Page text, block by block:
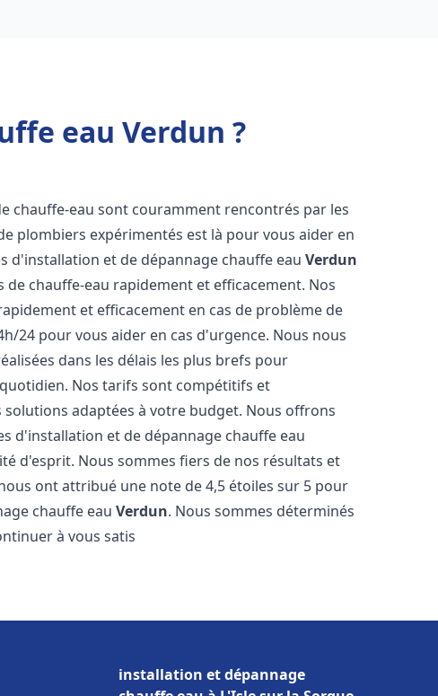
eau Verdun ?
chauffe-eau sont couramment rencontrés par les
plombiers expérimentés est là pour vous aider en
d'installation et de dépannage chauffe eauVerdun
chauffe-eau rapidement et efficacement. Nos
et efficacement en cas de problème de
24 pour vous aider en cas d'urgence. Nous nous
dans les délais les plus brefs pour
Nos tarifs sont compétitifs et
adaptées à votre budget. Nous offrons
d'installation et de dépannage chauffe eau
d'esprit. Nous sommes fiers de nos résultats et
ont attribué une note de 4,5 étoiles sur 5 pour
chauffe eauVerdun. Nous sommes déterminés
à vous satis
installation et dépannage